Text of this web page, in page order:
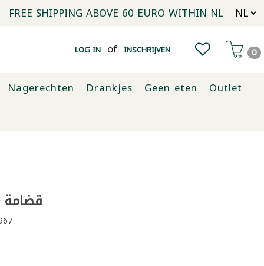
FREE SHIPPING ABOVE 60 EURO WITHIN NL
LOG IN of INSCHRIJVEN 0
Nagerechten Drankjes Geen eten
Outlet
قضامة